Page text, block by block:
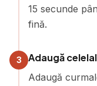
15 secunde
fină.
3 Adaugă
Adaugă